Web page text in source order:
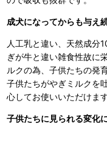
成犬になってからも与え
人工乳と違い、天然成分
ぎが牛と違い雑食性故に
ルクの為、子供たちの発
子供たちがやぎミルクを
心してお使いいただけま
子供たちに見られる変化